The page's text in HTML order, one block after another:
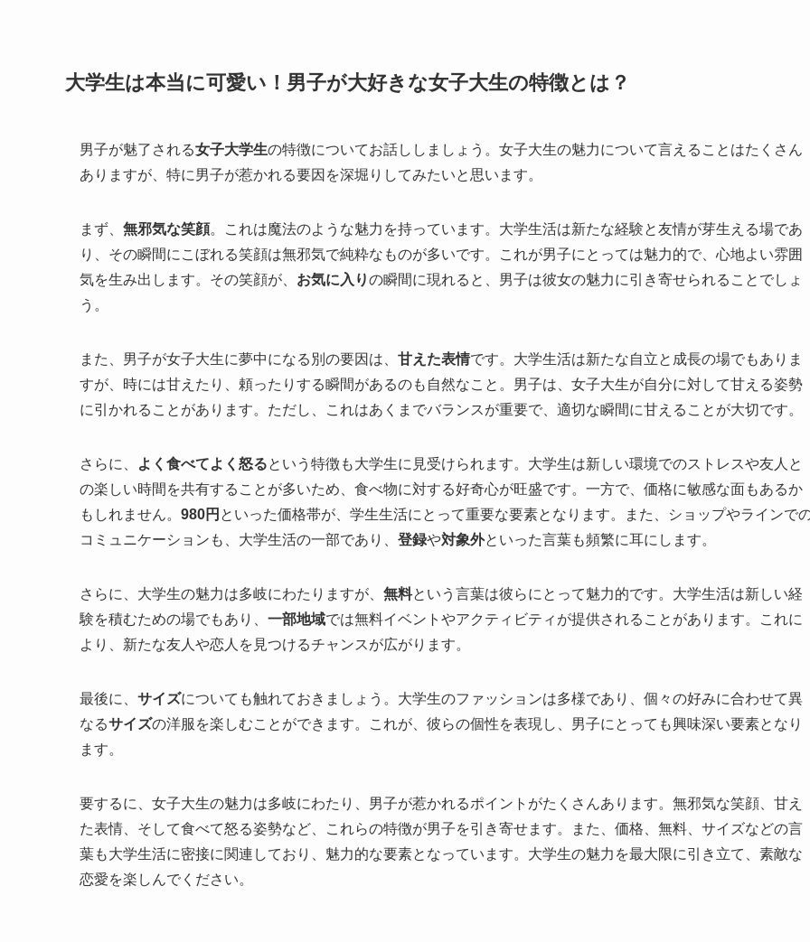
大学生は本当に可愛い！男子が大好きな女子大生の特徴とは？
男子が魅了される女子大学生の特徴についてお話ししましょう。女子大生の魅力について言えることはたくさん
ありますが、特に男子が惹かれる要因を深堀りしてみたいと思います。
まず、 無邪気な笑顔。これは魔法のような魅力を持っています。大学生活は新たな経験と友情が芽生える場であ
り、その瞬間にこぼれる笑顔は無邪気で純粋なものが多いです。これが男子にとっては魅力的で、心地よい雰囲
気を生み出します。その笑顔が、 お気に入りの瞬間に現れると、男子は彼女の魅力に引き寄せられることでしょ
う。
また、男子が女子大生に夢中になる別の要因は、 甘えた表情です。大学生活は新たな自立と成長の場でもありま
すが、時には甘えたり、頼ったりする瞬間があるのも自然なこと。男子は、女子大生が自分に対して甘える姿勢
に引かれることがあります。ただし、これはあくまでバランスが重要で、適切な瞬間に甘えることが大切です。
さらに、 よく食べてよく怒るという特徴も大学生に見受けられます。大学生は新しい環境でのストレスや友人と
の楽しい時間を共有することが多いため、食べ物に対する好奇心が旺盛です。一方で、価格に敏感な面もあるか
もしれません。 980円 といった価格帯が、学生生活にとって重要な要素となります。また、ショップやラインで
コミュニケーションも、大学生活の一部であり、 登録や対象外といった言葉も頻繁に耳にします。
さらに、大学生の魅力は多岐にわたりますが、 無料という言葉は彼らにとって魅力的です。大学生活は新しい経
験を積むための場でもあり、 一部地域では無料イベントやアクティビティが提供されることがあります。これに
より、新たな友人や恋人を見つけるチャンスが広がります。
最後に、 サイズについても触れておきましょう。大学生のファッションは多様であり、個々の好みに合わせて異
なるサイズの洋服を楽しむことができます。これが、彼らの個性を表現し、男子にとっても興味深い要素となり
ます。
要するに、女子大生の魅力は多岐にわたり、男子が惹かれるポイントがたくさんあります。無邪気な笑顔、甘え
た表情、そして食べて怒る姿勢など、これらの特徴が男子を引き寄せます。また、価格、無料、サイズなどの言
葉も大学生活に密接に関連しており、魅力的な要素となっています。大学生の魅力を最大限に引き立て、素敵な
恋愛を楽しんでください。